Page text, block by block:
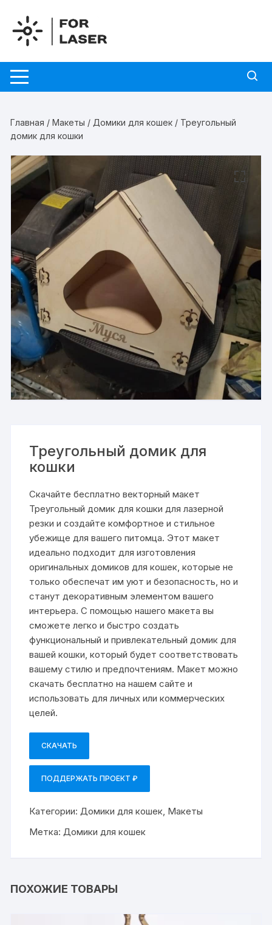
содержимому
Главная /Макеты / Домики для кошек / Треугольный
домик для кошки
Треугольный домик для
кошки
Скачайте бесплатно векторный макет
Треугольный домик для кошки для лазерной
резки и создайте комфортное и стильное
убежище для вашего питомца. Этот макет
идеально подходит для изготовления
оригинальных домиков для кошек, которые не
только обеспечат им уют и безопасность, но и
станут декоративным элементом вашего
интерьера. С помощью нашего макета вы
сможете легко и быстро создать
функциональный и привлекательный домик для
вашей кошки, который будет соответствовать
вашему стилю и предпочтениям. Макет можно
скачать бесплатно на нашем сайте и
использовать для личных или коммерческих
целей.
СКАЧАТЬ
ПОДДЕРЖАТЬ ПРОЕКТ ₽
Категории:Домики для кошек, Макеты
Метка:Домики для кошек
ПОХОЖИЕ ТОВАРЫ